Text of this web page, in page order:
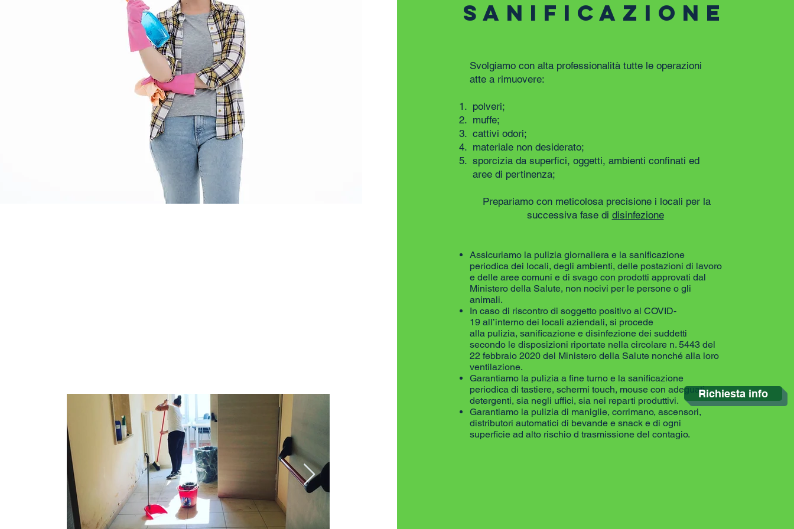
Richiesta info
SANIFICAZIONE
Svolgiamo con alta professionalità tutte le operazioni
atte a rimuovere:
polveri;
muffe;
cattivi odori;
materiale non desiderato;
sporcizia da superfici, oggetti, ambienti confinati ed
aree di pertinenza;
Prepariamo con meticolosa precisione i locali per la
successiva fase di disinfezione
Assicuriamo la pulizia giornaliera e la sanificazione
periodica dei locali, degli ambienti, delle postazioni di lavoro
e delle aree comuni e di svago con prodotti approvati dal
Ministero della Salute, non nocivi per le persone o gli
animali.
In caso di riscontro di soggetto positivo al COVID-
19 all’interno dei locali aziendali, si procede
alla pulizia, sanificazione e disinfezione dei suddetti
secondo le disposizioni riportate nella circolare n. 5443 del
22 febbraio 2020 del Ministero della Salute nonché alla loro
ventilazione.
Garantiamo la pulizia a fine turno e la sanificazione
periodica di tastiere, schermi touch, mouse con adeguati
detergenti, sia negli uffici, sia nei reparti produttivi.
Garantiamo la pulizia di maniglie, corrimano, ascensori,
distributori automatici di bevande e snack e di ogni
superficie ad alto rischio d trasmissione del contagio.